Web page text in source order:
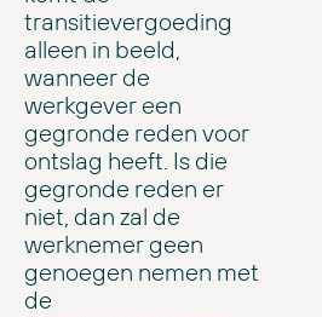
transitievergoeding
alleen in beeld,
wanneer de
werkgever een
gegronde reden voor
ontslag heeft. Is die
gegronde reden er
niet, dan zal de
werknemer geen
genoegen nemen met
de